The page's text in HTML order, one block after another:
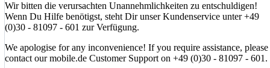
Wir bitten die verursachten Unannehmlichkeiten zu entschuldigen!
Wenn Du Hilfe benötigst, steht Dir unser Kundenservice unter +49
(0)30 - 81097 - 601 zur Verfügung.
We apologise for any inconvenience! If you require assistance, please
contact our mobile.de Customer Support on +49 (0)30 - 81097 - 601.